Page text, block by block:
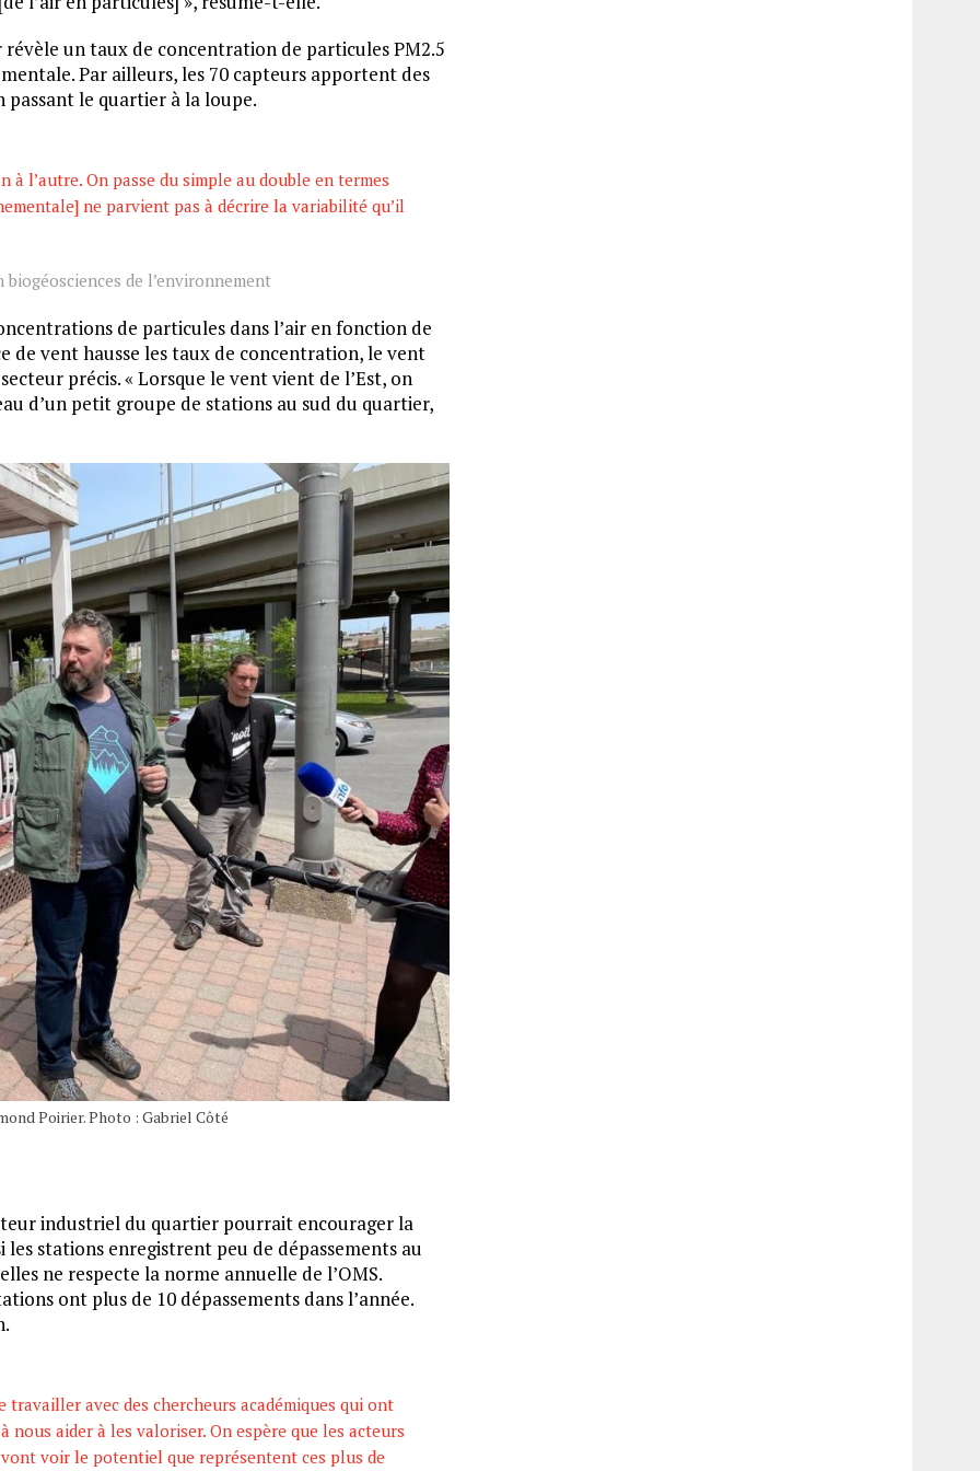
un taux de concentration de particules PM2.5
Par ailleurs, les 70 capteurs apportent des
le quartier à la loupe.
l’autre. On passe du simple au double en termes
ne parvient pas à décrire la variabilité qu’il
de l’environnement
de particules dans l’air en fonction de
de vent hausse les taux de concentration, le vent
précis. « Lorsque le vent vient de l’Est, on
d’un petit groupe de stations au sud du quartier,
Poirier. Photo : Gabriel Côté
industriel du quartier pourrait encourager la
les stations enregistrent peu de dépassements au
ne respecte la norme annuelle de l’OMS.
ont plus de 10 dépassements dans l’année.
avec des chercheurs académiques qui ont
aider à les valoriser. On espère que les acteurs
voir le potentiel que représentent ces plus de